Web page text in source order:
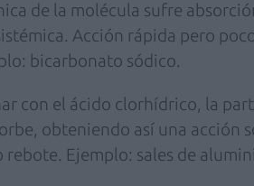
de la molécula sufre
Acción rápida pero
bicarbonato sódico.
con el ácido clorhídrico, la
obteniendo así una acción
Ejemplo: sales de